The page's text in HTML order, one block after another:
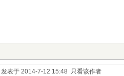
发表于 2014-7-12 15:48 只看该作者